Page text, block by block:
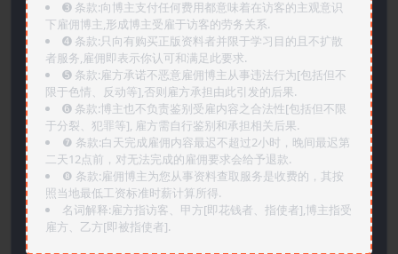
➌️ 条款:向博主支付任何费用都意味着在访客的主观意识
下雇佣博主,形成博主受雇于访客的劳务关系.
➍️ 条款:只向有购买正版资料者并限于学习目的且不扩散
者服务,雇佣即表示你认可和满足此要求.
➎ 条款:雇方承诺不恶意雇佣博主从事违法行为[包括但不
限于色情、反动等],否则雇方承担由此引发的后果.
➏️ 条款:博主也不负责鉴别受雇内容之合法性[包括但不限
于分裂、犯罪等], 雇方需自行鉴别和承担相关后果.
❼ 条款:白天完成雇佣内容最迟不超过2小时，晚间最迟第
二天12点前，对无法完成的雇佣要求会给予退款.
❽ 条款:雇佣博主为您从事资料查取服务是收费的，其按
照当地最低工资标准时薪计算所得.
名词解释:雇方指访客、甲方[即花钱者、指使者],博主指受
雇方、乙方[即被指使者].